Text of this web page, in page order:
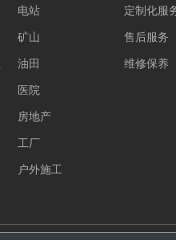
电站
矿山
油田
医院
房地产
工厂
户外施工
定制化服
售后服务
维修保养